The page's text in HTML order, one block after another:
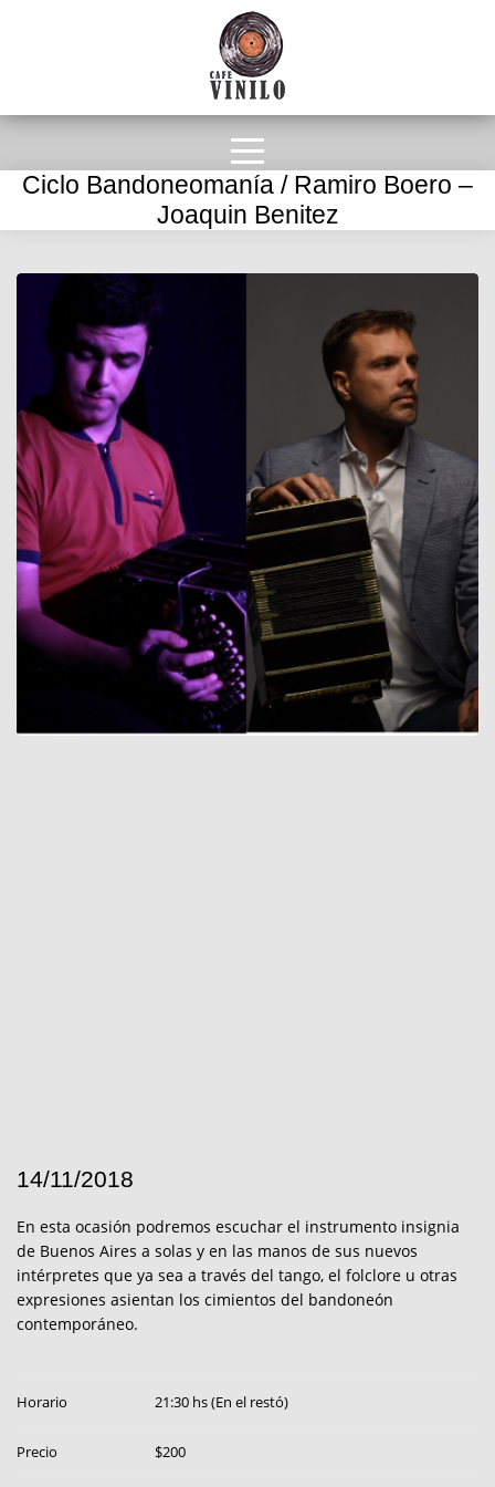
Ciclo Bandoneomanía / Ramiro Boero –
Joaquin Benitez
14/11/2018
En esta ocasión podremos escuchar el instrumento insignia
de Buenos Aires a solas y en las manos de sus nuevos
intérpretes que ya sea a través del tango, el folclore u otras
expresiones asientan los cimientos del bandoneón
contemporáneo.
Horario 21:30 hs (En el restó)
Precio $200